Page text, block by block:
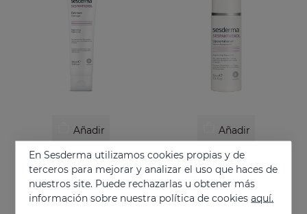
Añadir
SESPANTHENOL Crema Gel
Crema liposomada que alivia el picor y el enrojecimiento de las irritaciones cutáneas
26.95 €
Añadir
Cuidado facial diario para para la defensa de la piel sensible o dañada
44.95 €
En Sesderma utilizamos cookies propias y de
terceros para mejorar y analizar el uso que haces de
nuestros site. Puede rechazarlas u obtener más
información sobre nuestra política de cookiesaquí.